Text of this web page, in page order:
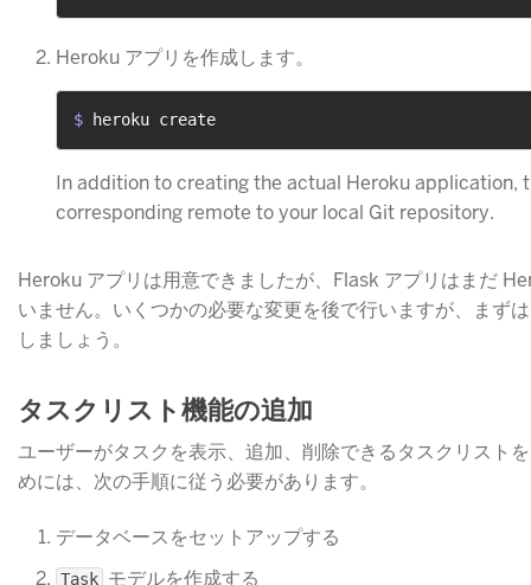
Heroku アプリを作成します。
$ heroku create
In addition to creating the actual Heroku application,
corresponding remote to your local Git repository.
Heroku アプリは用意できましたが、Flask アプリはまだ
いません。いくつかの必要な変更を後で行いますが、まず
しましょう。
タスクリスト機能の追加
ユーザーがタスクを表示、追加、削除できるタスクリスト
めには、次の手順に従う必要があります。
データベースをセットアップする
Task ​ モデルを作成する